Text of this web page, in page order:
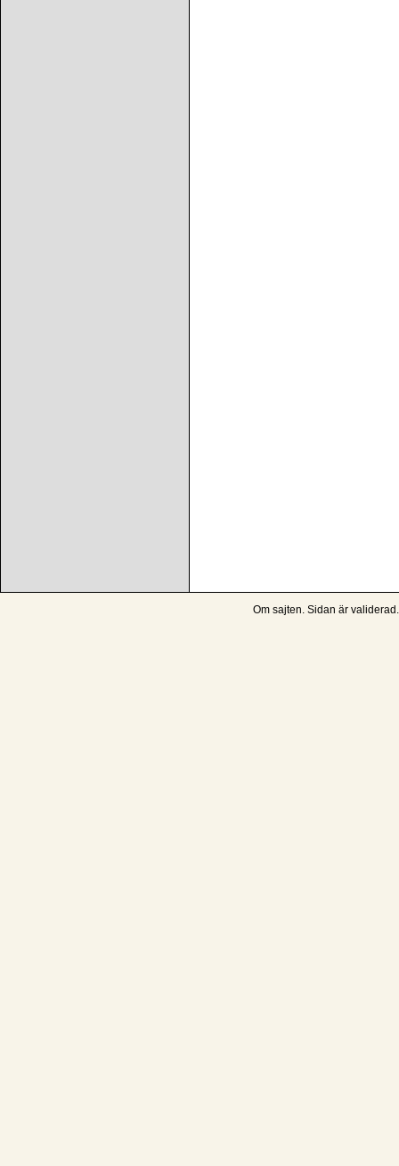
Om sajten. Sidan är validerad